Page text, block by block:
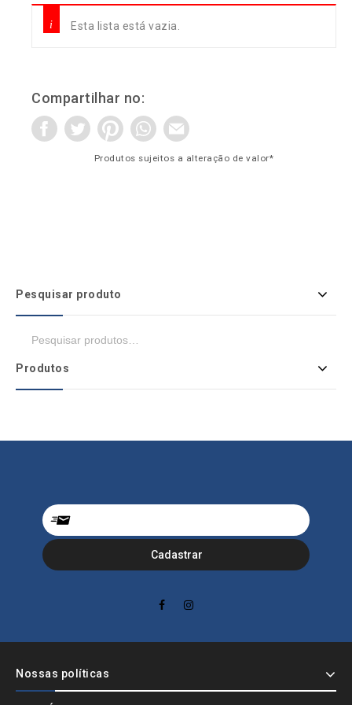
Esta lista está vazia.
Compartilhar no:
Produtos sujeitos a alteração de valor*
Pesquisar produto
Produtos
Nossas políticas